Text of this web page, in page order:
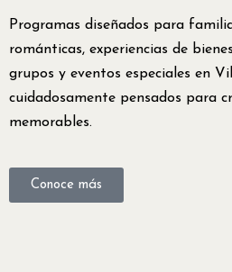
Programas diseñados para
románticas, experiencias de
grupos y eventos especiales en
cuidadosamente pensados para
memorables.
Conoce más